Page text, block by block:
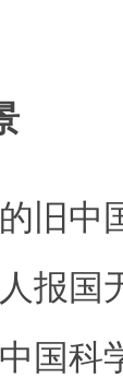
中国
报国
国科